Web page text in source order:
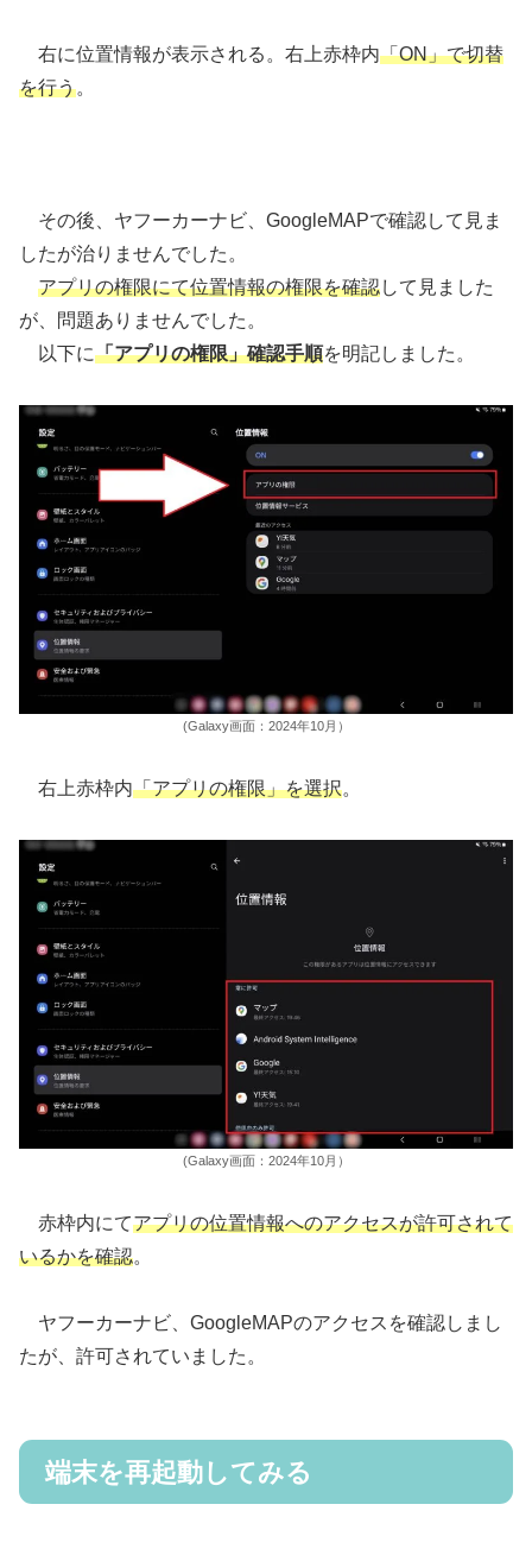
右に位置情報が表示される。右上赤枠内「ON」で切替
を行う。
その後、ヤフーカーナビ、GoogleMAPで確認して見ま
したが治りませんでした。
アプリの権限にて位置情報の権限を確認して見ました
が、問題ありませんでした。
以下に「アプリの権限」確認手順を明記しました。
(Galaxy画面：2024年10月）
右上赤枠内「アプリの権限」を選択。
(Galaxy画面：2024年10月）
赤枠内にてアプリの位置情報へのアクセスが許可されて
いるかを確認。
ヤフーカーナビ、GoogleMAPのアクセスを確認しまし
たが、許可されていました。
端末を再起動してみる